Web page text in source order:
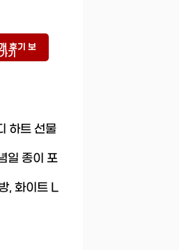
후기 보
기
하트 선물
일 종이 포
, 화이트 L